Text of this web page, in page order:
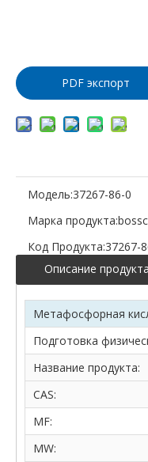
PDF экспорт
Модель:37267-86-0
Марка продукта:
Код Продукта:37267-
Описание продукта
Метафосфорная
Подготовка
Название продукта:
CAS:
MF:
MW: